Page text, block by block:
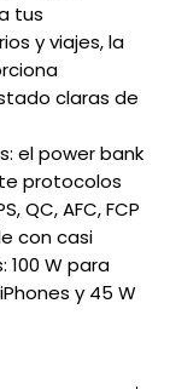
tus
y viajes, la
claras de
el power bank
protocolos
QC, AFC, FCP
con casi
100 W para
y 45 W